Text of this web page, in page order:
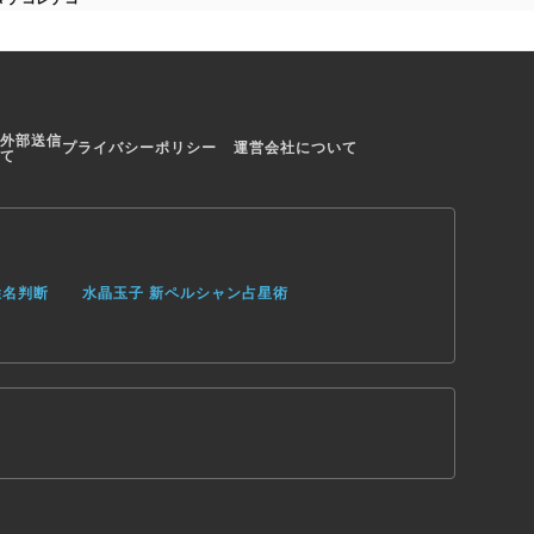
部送信プライバシーポリシー 運営会社について
判断
水晶玉子 新ペルシャン占星術